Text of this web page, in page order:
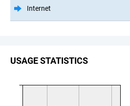
Internet
USAGE STATISTICS